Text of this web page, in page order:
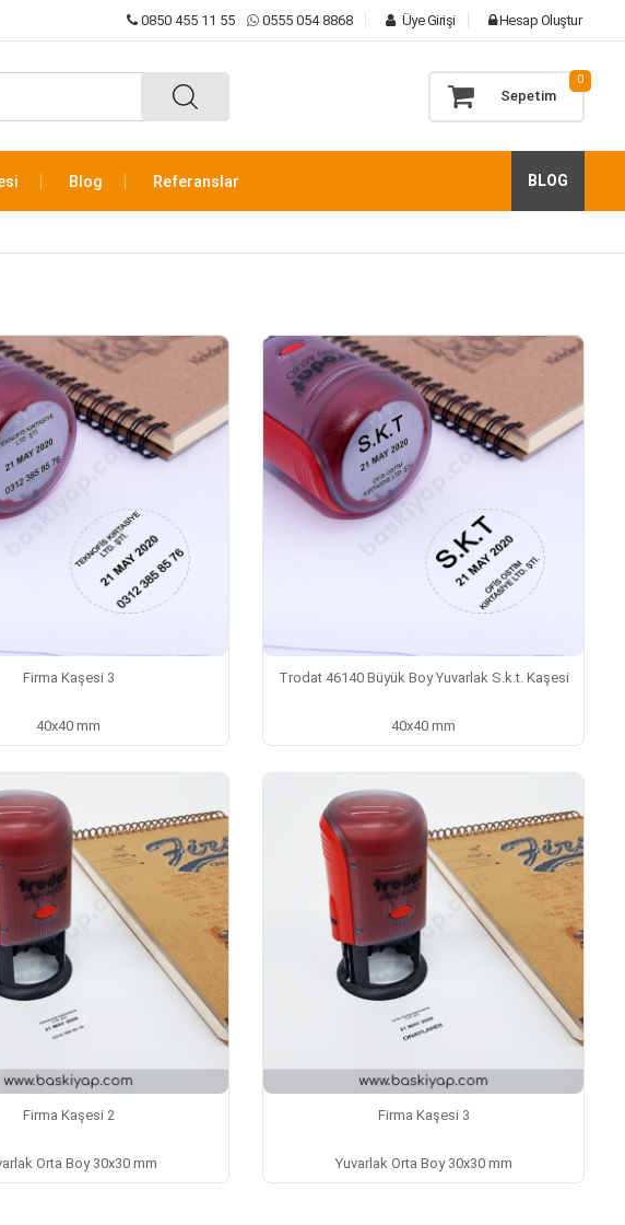
0850 455 11 55 0555 054 8868 Üye Girişi Hesap Oluştur
Sepetim
0
Blog Referanslar BLOG
Firma Kaşesi 3
40x40 mm
Trodat 46140 Büyük Boy Yuvarlak S.k.t. Kaşesi
40x40 mm
Firma Kaşesi 2
Orta Boy 30x30 mm
Firma Kaşesi 3
Yuvarlak Orta Boy 30x30 mm